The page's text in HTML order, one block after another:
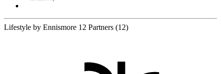
Lifestyle by Ennismore 12 Partners (12)